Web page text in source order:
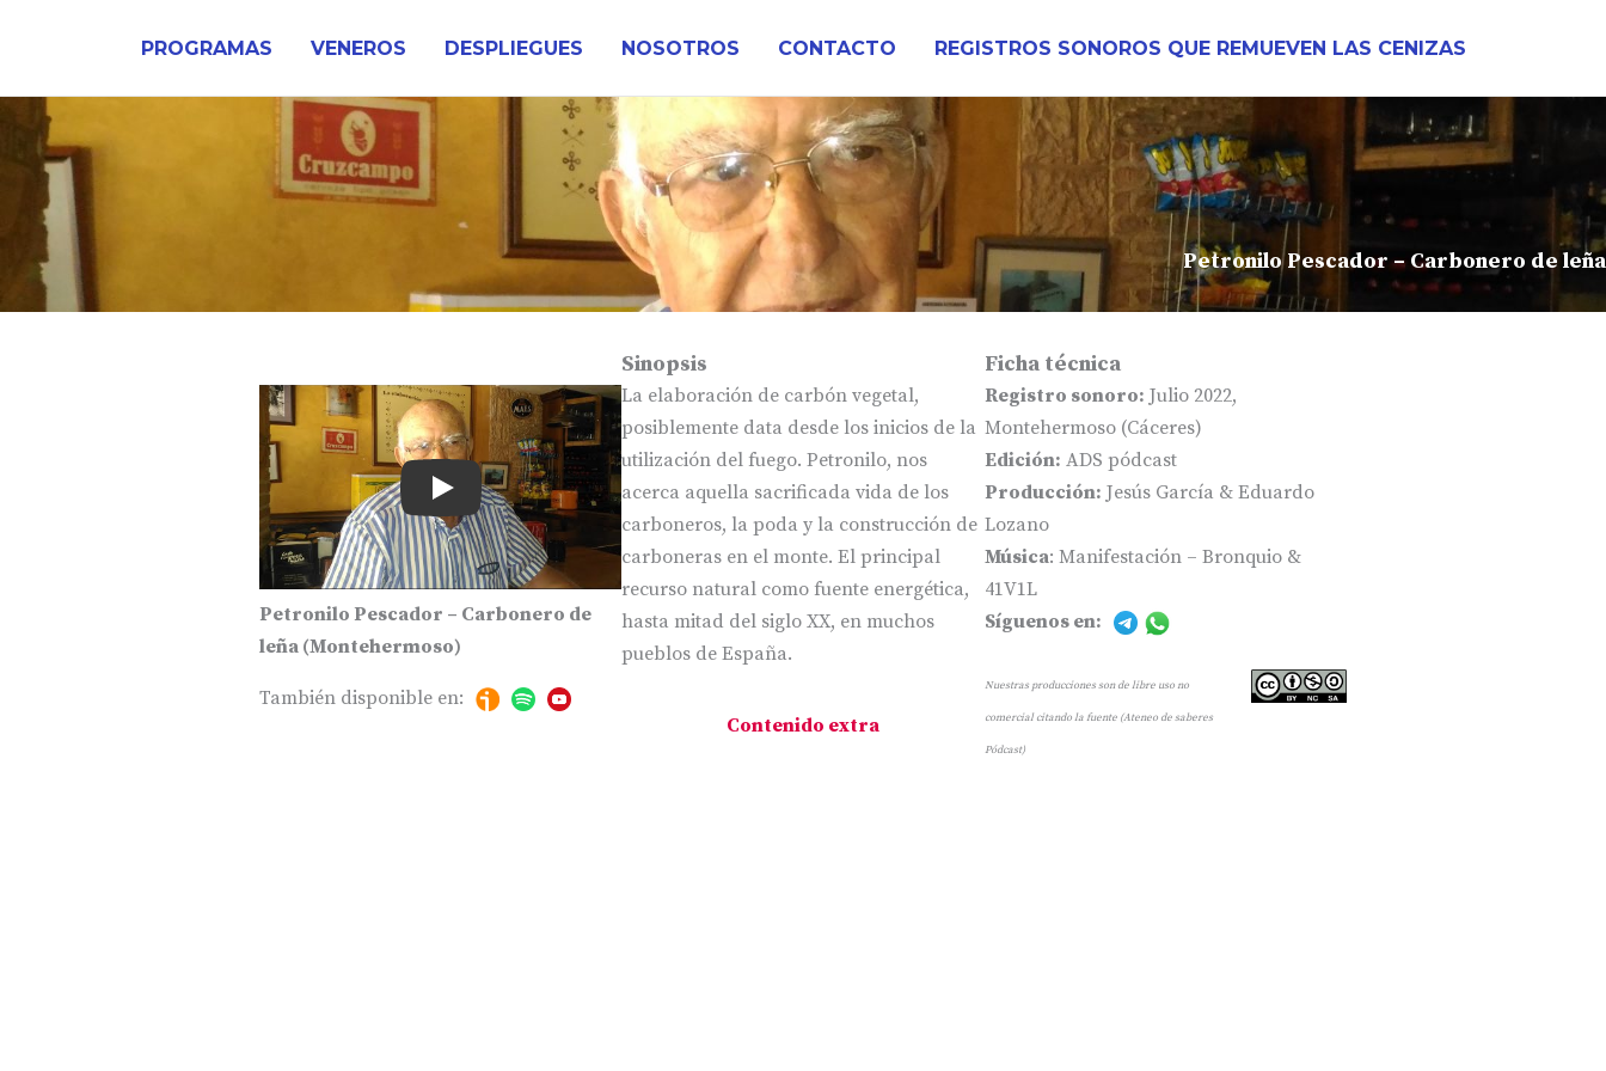
PROGRAMAS VENEROS DESPLIEGUES NOSOTROS CONTACTO REGISTROS SONOROS QUE REMUEVEN LAS CENIZAS
Petronilo Pescador – Carbonero de leña
Play
Petronilo Pescador – Carbonero de
leña (Montehermoso)
También disponible en:
Sinopsis
La elaboración de carbón vegetal,
posiblemente data desde los inicios de la
utilización del fuego. Petronilo, nos
acerca aquella sacrificada vida de los
carboneros, la poda y la construcción de
carboneras en el monte. El principal
recurso natural como fuente energética,
hasta mitad del siglo XX, en muchos
pueblos de España.
Contenido extra
Ficha técnica
Registro sonoro: Julio 2022,
Montehermoso (Cáceres)
Edición: ADS pódcast
Producción: Jesús García & Eduardo
Lozano
Música: Manifestación – Bronquio &
41V1L
Síguenos en:
Nuestras producciones son de libre uso no
comercial citando la fuente (Ateneo de saberes
Pódcast)